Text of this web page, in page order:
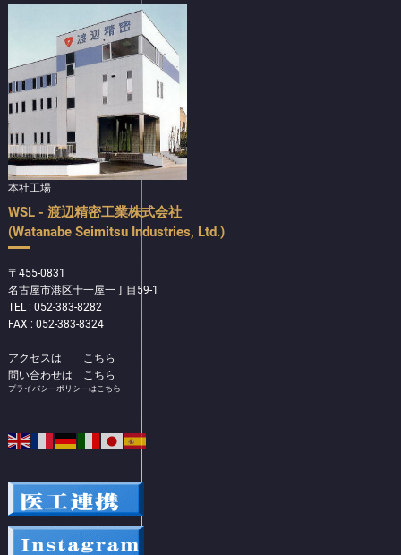
本社工場
WSL - 渡辺精密工業株式会社
(Watanabe Seimitsu Industries, Ltd.)
〒455-0831
名古屋市港区十一屋一丁目59-1
TEL : 052-383-8282
FAX : 052-383-8324
アクセスは
こちら
問い合わせは
こちら
プライバシーポリシーはこちら